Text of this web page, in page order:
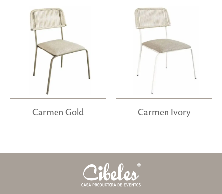
Carmen Gold Carmen Ivory